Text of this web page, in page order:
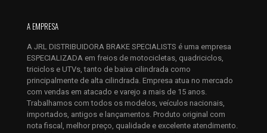
mail*
Salvar meus dados neste navegador para a próxima vez que
eu comentar.
A EMPRESA
A JRL DISTRIBUIDORA BRAKE SPECIALISTS é uma empresa
ESPECIALIZADA em freios de motocicletas, quadriciclos,
triciclos e UTVs, tanto de baixa cilindrada como
principalmente de alta cilindrada. Empresa atua no mercado
com vendas em atacado e varejo a mais de 15 anos.
Trabalhamos com todos os modelos, veículos nacionais,
importados, antigos e lançamentos. Produto original com
nota fiscal, melhor preço, qualidade e excelente atendimento.